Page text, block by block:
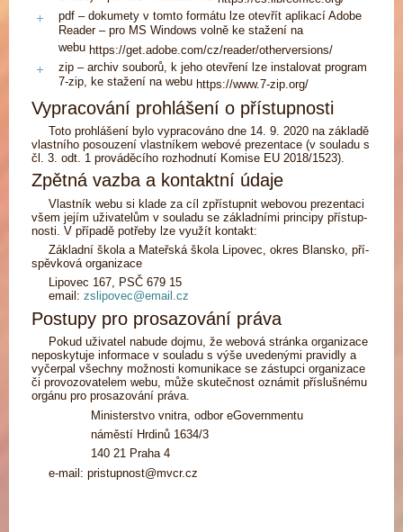
pdf – dokumety v tomto formátu lze otevřít aplikací Adobe
Reader – pro MS Windows volně ke stažení na
webu https://get.adobe.com/cz/reader/otherversions/
zip – archiv souborů, k jeho otevření lze instalovat program
7-zip, ke stažení na webu https://www.7-zip.org/
Vypracování prohlášení o přístupnosti
To­to pro­hlá­še­ní by­lo vy­pra­co­vá­no dne 14. 9. 2020 na zá­kla­dě
vlast­ní­ho po­sou­ze­ní vlast­ní­kem webo­vé pre­zen­ta­ce (v sou­la­du s
čl. 3. odt. 1 pro­vá­dě­cí­ho roz­hod­nu­tí Ko­mi­se EU 2018/1523).
Zpětná vazba a kontaktní údaje
Vlast­ník webu si kla­de za cíl zpřístup­nit webo­vou pre­zen­ta­ci
všem je­jím uži­va­te­lům v sou­la­du se zá­klad­ní­mi prin­ci­py pří­stup­
nos­ti. V pří­pa­dě po­tře­by lze vy­u­žít kon­takt:
Zá­klad­ní ško­la a Ma­teř­ská ško­la Lipovec, okres Blansko, pří­
spěv­ko­vá or­ga­ni­za­ce
Lipovec 167, PSČ 679 15
email:zslipovec@email.cz
Postupy pro prosazování práva
Po­kud uži­va­tel na­bu­de dojmu, že webo­vá strán­ka or­ga­ni­za­ce
ne­po­sky­tu­je in­for­ma­ce v sou­la­du s vý­še uve­de­ný­mi pra­vi­dly a
vy­čer­pal všech­ny mož­nos­ti ko­mu­ni­ka­ce se zá­stup­ci or­ga­ni­za­ce
či pro­vo­zo­va­te­lem webu, mů­že sku­teč­nost ozná­mit pří­sluš­né­mu
or­gá­nu pro pro­sa­zo­vá­ní prá­va.
Mi­nis­ter­stvo vni­t­ra, od­bor eGo­ver­n­men­tu
ná­měs­tí Hr­di­nů 1634/3
140 21 Pra­ha 4
e-mail:pristupnost@​mvcr.​cz